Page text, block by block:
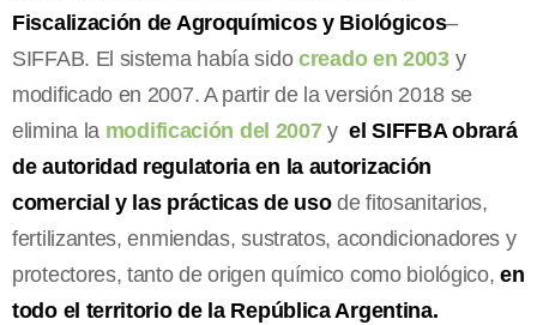
Fiscalización de Agroquímicos y Biológicos–
SIFFAB. El sistema había sidocreado en 2003y
modificado en 2007. A partir de la versión 2018 se
elimina la modificación del 2007yel SIFFBA obrará
de autoridad regulatoria en la autorización
comercial y las prácticas de usode fitosanitarios,
fertilizantes, enmiendas, sustratos, acondicionadores y
protectores, tanto de origen químico como biológico,en
todo el territorio de la República Argentina.